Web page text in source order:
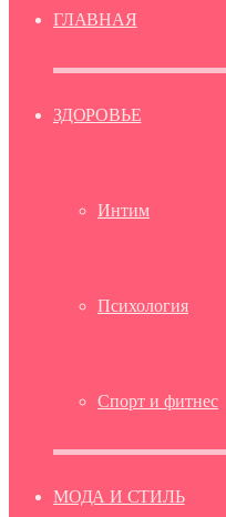
ГЛАВНАЯ
ЗДОРОВЬЕ
Интим
Психология
Спорт и фитнес
МОДА И СТИЛЬ